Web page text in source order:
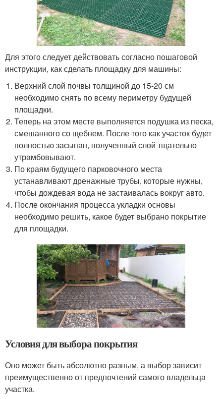
Для этого следует действовать согласно пошаговой
инструкции, как сделать площадку для машины:
Верхний слой почвы толщиной до 15-20 см
необходимо снять по всему периметру будущей
площадки.
Теперь на этом месте выполняется подушка из песка,
смешанного со щебнем. После того как участок будет
полностью засыпан, полученный слой тщательно
утрамбовывают.
По краям будущего парковочного места
устанавливают дренажные трубы, которые нужны,
чтобы дождевая вода не застаивалась вокруг авто.
После окончания процесса укладки основы
необходимо решить, какое будет выбрано покрытие
для площадки.
Условия для выбора покрытия
Оно может быть абсолютно разным, а выбор зависит
преимущественно от предпочтений самого владельца
участка.